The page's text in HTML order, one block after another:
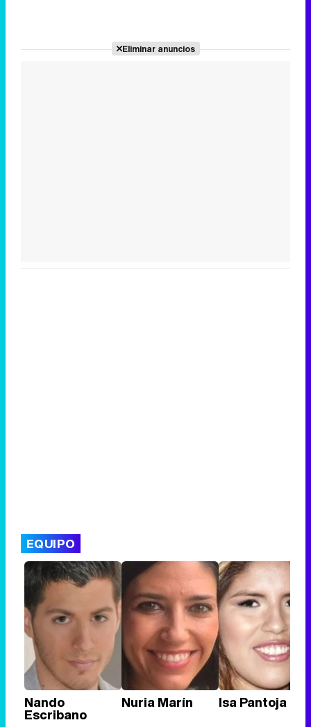
Eliminar anuncios
EQUIPO
Nando
Escribano
Nuria Marín Isa Pantoja